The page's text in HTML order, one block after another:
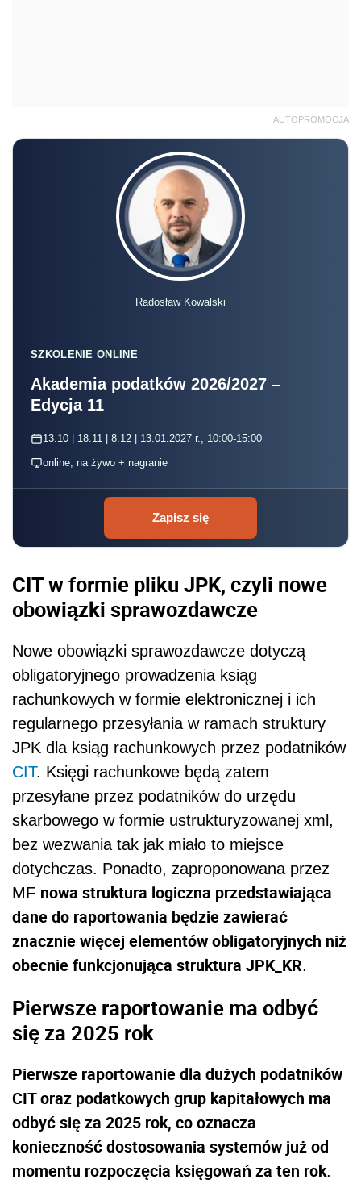
AUTOPROMOCJA
Radosław Kowalski
SZKOLENIE ONLINE
Akademia podatków 2026/2027 –
Edycja 11
13.10 | 18.11 | 8.12 | 13.01.2027 r., 10:00-15:00
online, na żywo + nagranie
Zapisz się
CIT w formie pliku JPK, czyli nowe
obowiązki sprawozdawcze
Nowe obowiązki sprawozdawcze dotyczą
obligatoryjnego prowadzenia ksiąg
rachunkowych w formie elektronicznej i ich
regularnego przesyłania w ramach struktury
JPK dla ksiąg rachunkowych przez podatników
CIT. Księgi rachunkowe będą zatem
przesyłane przez podatników do urzędu
skarbowego w formie ustrukturyzowanej xml,
bez wezwania tak jak miało to miejsce
dotychczas. Ponadto, zaproponowana przez
MF nowa struktura logiczna przedstawiająca
dane do raportowania będzie zawierać
znacznie więcej elementów obligatoryjnych niż
obecnie funkcjonująca struktura JPK_KR.
Pierwsze raportowanie ma odbyć
się za 2025 rok
Pierwsze raportowanie dla dużych podatników
CIT oraz podatkowych grup kapitałowych ma
odbyć się za 2025 rok, co oznacza
konieczność dostosowania systemów już od
momentu rozpoczęcia księgowań za ten rok.